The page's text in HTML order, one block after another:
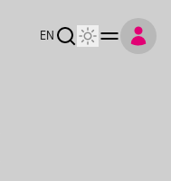
EN